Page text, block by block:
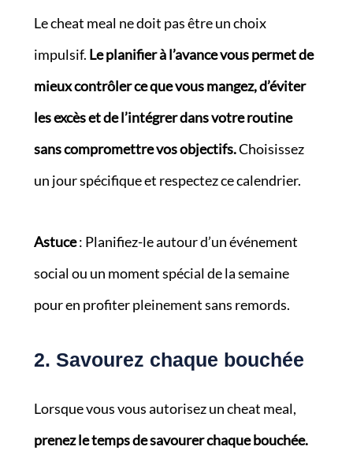
Le cheat meal ne doit pas être un choix
impulsif. Le planifier à l’avance vous permet de
mieux contrôler ce que vous mangez, d’éviter
les excès et de l’intégrer dans votre routine
sans compromettre vos objectifs.Choisissez
un jour spécifique et respectez ce calendrier.
Astuce: Planifiez-le autour d’un événement
social ou un moment spécial de la semaine
pour en profiter pleinement sans remords.
2. Savourez chaque bouchée
Lorsque vous vous autorisez un cheat meal,
prenez le temps de savourer chaque bouchée.